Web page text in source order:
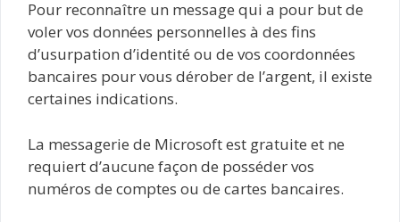
Pour reconnaître un message qui a pour but de
voler vos données personnelles à des fins
d’usurpation d’identité ou de vos coordonnées
bancaires pour vous dérober de l’argent, il existe
certaines indications.
La messagerie de Microsoft est gratuite et ne
requiert d’aucune façon de posséder vos
numéros de comptes ou de cartes bancaires.